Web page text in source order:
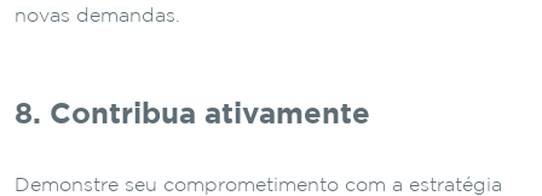
novas demandas.
8. Contribua ativamente
Demonstre seu comprometimento com a estratégia